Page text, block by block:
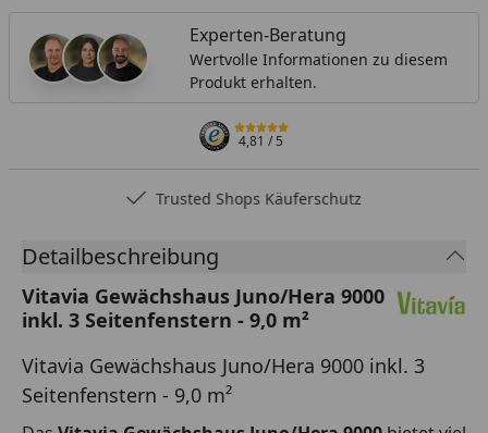
Experten-Beratung
Wertvolle Informationen zu diesem
Produkt erhalten.
4,81/ 5
Trusted Shops Käuferschutz
Detailbeschreibung
Vitavia Gewächshaus Juno/Hera 9000
inkl. 3 Seitenfenstern - 9,0 m²
Vitavia Gewächshaus Juno/Hera 9000 inkl. 3
Seitenfenstern - 9,0 m²